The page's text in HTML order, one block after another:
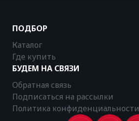
ПОДБОР
Каталог
Где купить
БУДЕМ НА СВЯЗИ
Обратная связь
Подписаться на рассылки
Политика конфиденциальности